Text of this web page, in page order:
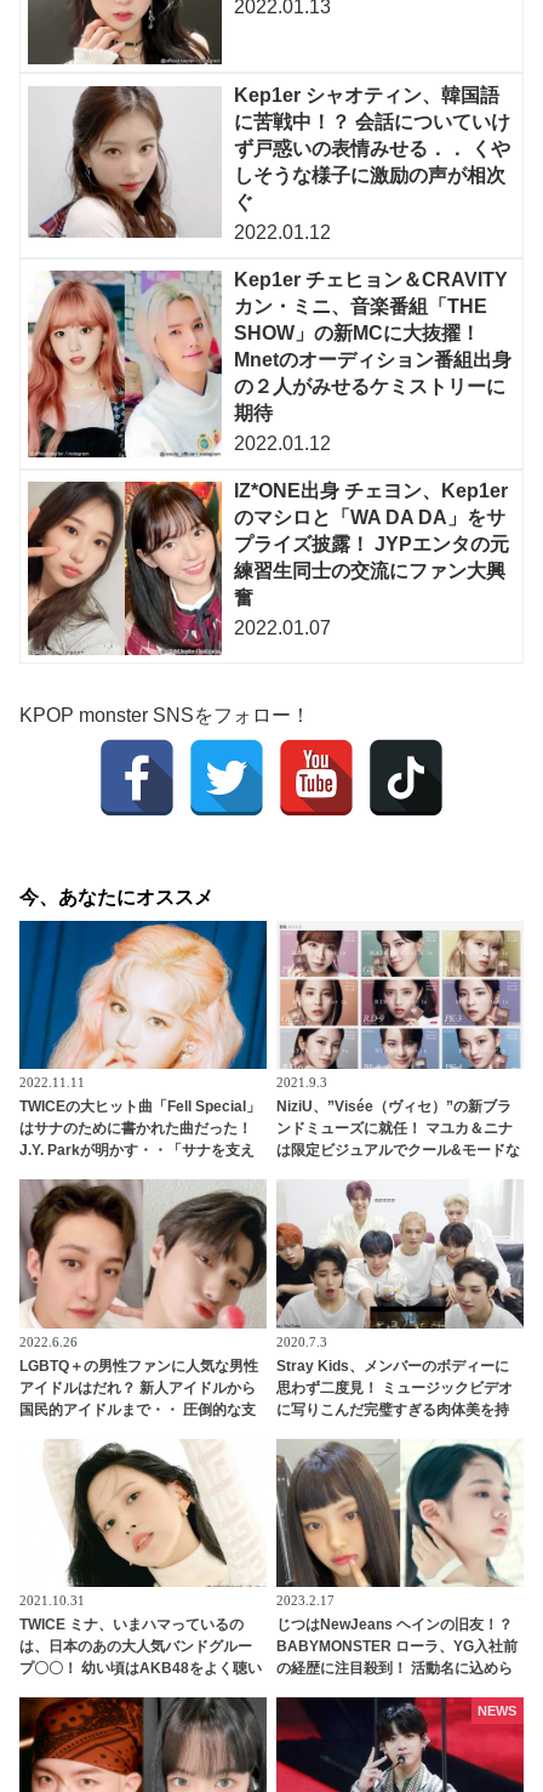
2022.01.13
Kep1er シャオティン、韓国語
に苦戦中！？ 会話についていけ
ず戸惑いの表情みせる．． くや
しそうな様子に激励の声が相次
ぐ
2022.01.12
Kep1er チェヒョン＆CRAVITY
カン・ミニ、音楽番組「THE
SHOW」の新MCに大抜擢！
Mnetのオーディション番組出身
の２人がみせるケミストリーに
期待
2022.01.12
IZ*ONE出身 チェヨン、Kep1er
のマシロと「WA DA DA」をサ
プライズ披露！ JYPエンタの元
練習生同士の交流にファン大興
奮
2022.01.07
KPOP monster SNSをフォロー！
今、あなたにオススメ
2022.11.11
TWICEの大ヒット曲「Fell Special」
はサナのために書かれた曲だった！
J.Y. Parkが明かす・・「サナを支え
彼女たちの友情に敬意を表す
2021.9.3
NiziU、”Visée（ヴィセ）”の新ブラ
ンドミューズに就任！ マユカ＆ニナ
は限定ビジュアルでクール&モードな
2022.6.26
LGBTQ＋の男性ファンに人気な男性
アイドルはだれ？ 新人アイドルから
国民的アイドルまで・・ 圧倒的な支
2020.7.3
Stray Kids、メンバーのボディーに
思わず二度見！ ミュージックビデオ
に写りこんだ完璧すぎる肉体美を持
2021.10.31
TWICE ミナ、いまハマっているの
は、日本のあの大人気バンドグルー
プ〇〇！ 幼い頃はAKB48をよく聴い
明らかに
2023.2.17
じつはNewJeans ヘインの旧友！？
BABYMONSTER ローラ、YG入社前
の経歴に注目殺到！ 活動名に込めら
NEWS